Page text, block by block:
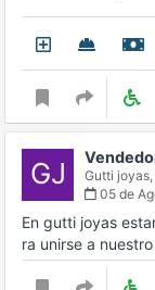
GJ Gutti joyas,
05 de
En gutti joyas
ra unirse a